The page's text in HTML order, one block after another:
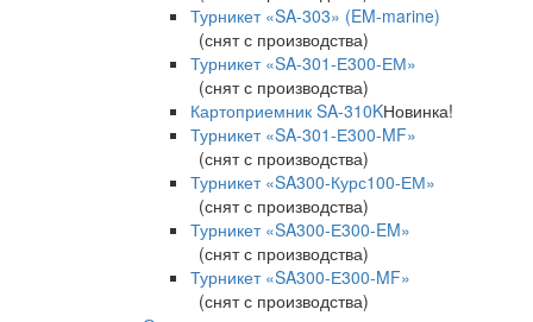
Турникет «SA-303» (EM-marine)
(снят с производства)
Турникет «SA-301-Е300-ЕМ»
(снят с производства)
Картоприемник SA-310KНовинка!
Турникет «SA-301-Е300-MF»
(снят с производства)
Турникет «SA300-Курс100-ЕМ»
(снят с производства)
Турникет «SA300-Е300-EM»
(снят с производства)
Турникет «SA300-Е300-MF»
(снят с производства)